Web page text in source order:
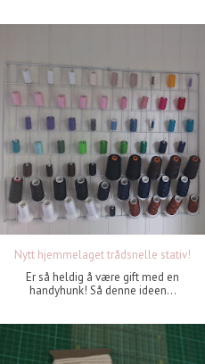
Nytt hjemmelaget trådsnelle stativ!
Er så heldig å være gift med en
handyhunk! Så denne ideen...